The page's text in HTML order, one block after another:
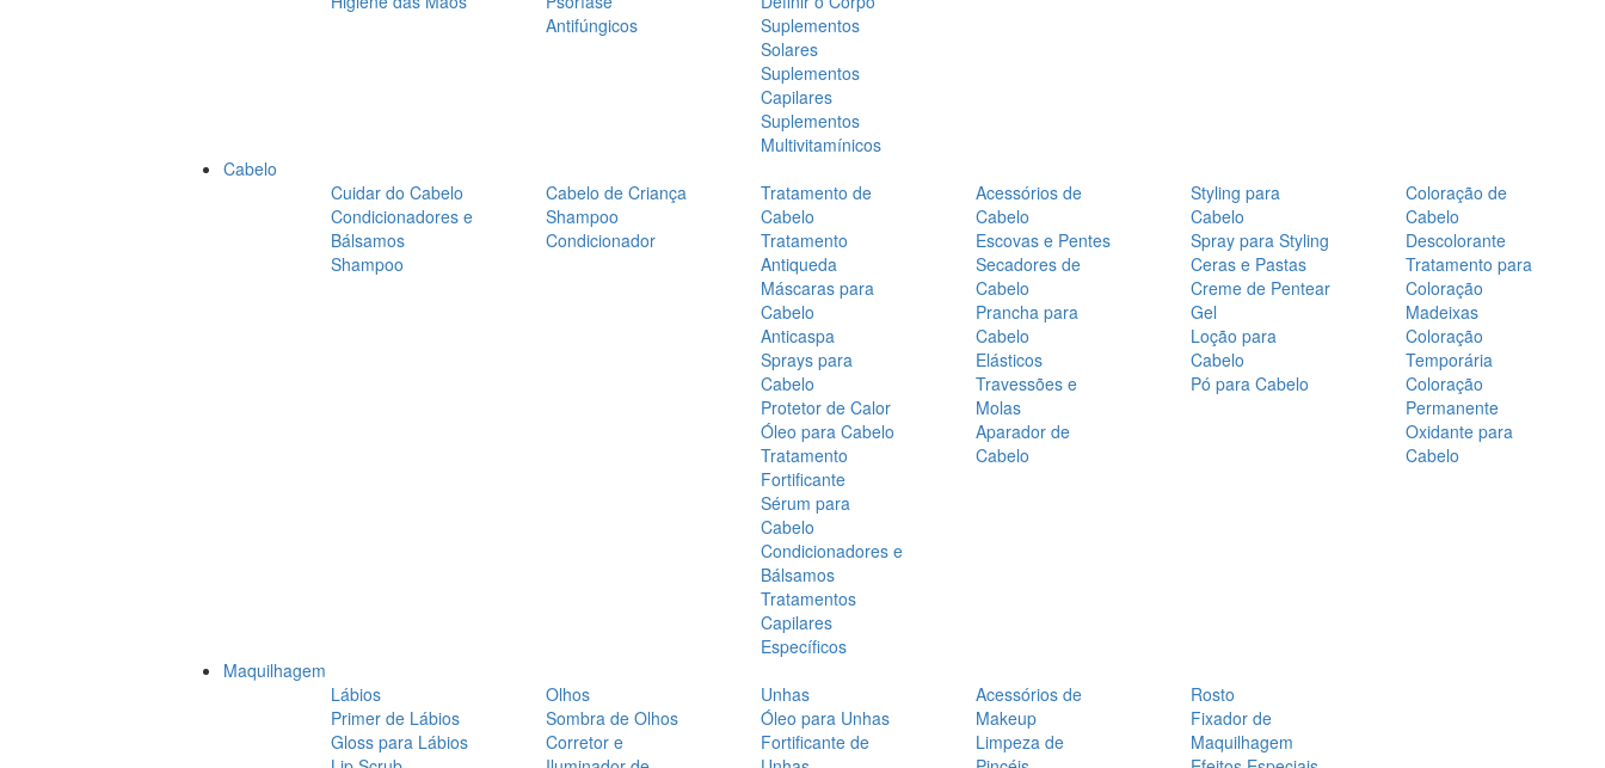
Antifúngicos
Suplementos
Solares
Suplementos
Capilares
Suplementos
Multivitamínicos
Cabelo
Cuidar do Cabelo
Condicionadores e
Bálsamos
Shampoo
Cabelo de Criança
Shampoo
Condicionador
Tratamento de
Cabelo
Tratamento
Antiqueda
Máscaras para
Cabelo
Anticaspa
Sprays para
Cabelo
Protetor de Calor
Óleo para Cabelo
Tratamento
Fortificante
Sérum para
Cabelo
Condicionadores e
Bálsamos
Tratamentos
Capilares
Específicos
Acessórios de
Cabelo
Escovas e Pentes
Secadores de
Cabelo
Prancha para
Cabelo
Elásticos
Travessões e
Molas
Aparador de
Cabelo
Styling para
Cabelo
Spray para Styling
Ceras e Pastas
Creme de Pentear
Gel
Loção para
Cabelo
Pó para Cabelo
Coloração de
Cabelo
Descolorante
Tratamento para
Coloração
Madeixas
Coloração
Temporária
Coloração
Permanente
Oxidante para
Cabelo
Maquilhagem
Lábios
Primer de Lábios
Gloss para Lábios
Olhos
Sombra de Olhos
Corretor e
Unhas
Óleo para Unhas
Fortificante de
Acessórios de
Makeup
Limpeza de
Rosto
Fixador de
Maquilhagem